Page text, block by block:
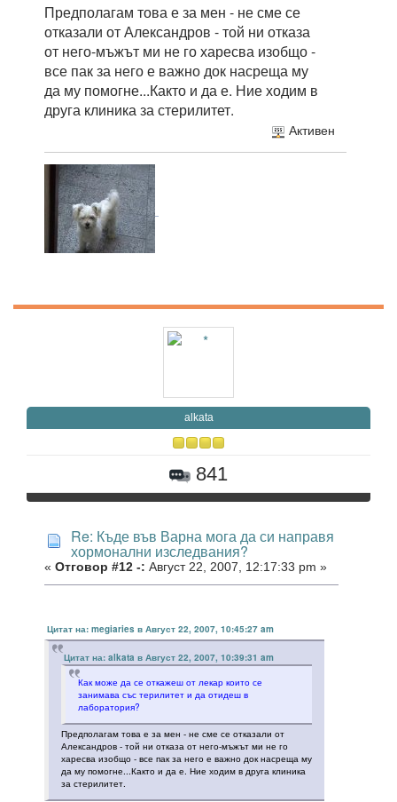
Предполагам това е за мен - не сме се
отказали от Александров - той ни отказа
от него-мъжът ми не го харесва изобщо -
все пак за него е важно док насреща му
да му помогне...Както и да е. Ние ходим в
друга клиника за стерилитет.
Активен
alkata
841
Re: Къде във Варна мога да си направя
хормонални изследвания?
« Отговор #12 -: Август 22, 2007, 12:17:33 pm »
Цитат на: megiaries в Август 22, 2007, 10:45:27 am
Цитат на: alkata в Август 22, 2007, 10:39:31 am
Как може да се откажеш от лекар които се
занимава със терилитет и да отидеш в
лаборатория?
Предполагам това е за мен - не сме се отказали от
Александров - той ни отказа от него-мъжът ми не го
харесва изобщо - все пак за него е важно док насреща му
да му помогне...Както и да е. Ние ходим в друга клиника
за стерилитет.